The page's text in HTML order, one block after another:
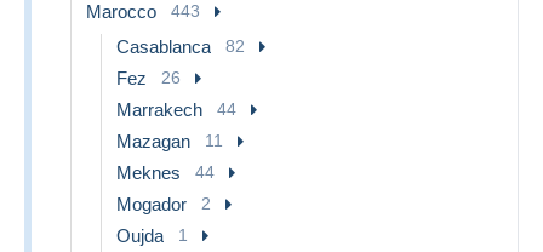
Marocco 443
Casablanca 82
Fez 26
Marrakech 44
Mazagan 11
Meknes 44
Mogador 2
Oujda 1